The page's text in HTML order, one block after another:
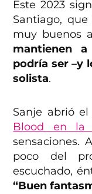
Este 2023
Santiago,
muy buenos
mantienen
podría ser –y
solista.
Sanje abrió el
Blood en la
sensaciones.
poco del
escuchado,
“Buen